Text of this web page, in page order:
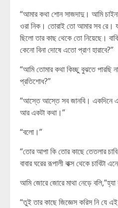
“আমার কথা শোন সাজদাদু। আমি
ওরা নিক। তোরাই তো আমার সব রে।
ছিলো তার কাছ থেকে তো নিয়েছে।
কেনো বিনা দোষে এতো প্রাণ হারাবে?”
“আমি তোমার কথা কিচ্ছু বুঝতে পারছি
প্রতিশোধ?”
“আস্তে আস্তে সব জানবি। একদিনে
আর একটা কথা।”
“বলো।”
“তোর আপা কি তোর কাছে তেতলার
বাবার ঘরের রূপালী বাক্স থেকে চাবিটা
আমি জোরে জোরে মাথা নেড়ে বলি,”হ্যা
“তুই তার কাছে জিজ্ঞেস করিস নি যে